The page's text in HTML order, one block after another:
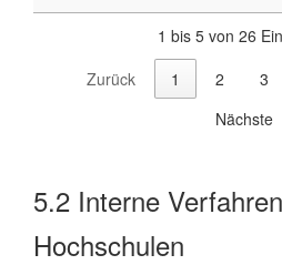
1 bis 5 von 26
Zurück
1 2 3
Nächste
5.2 Interne
Hochschulen